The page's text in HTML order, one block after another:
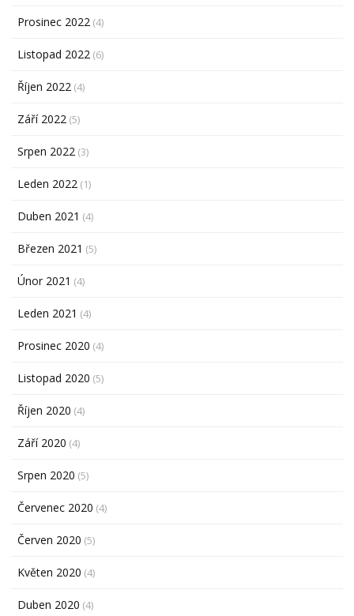
Prosinec 2022 (4)
Listopad 2022 (6)
Říjen 2022 (4)
Září 2022 (5)
Srpen 2022 (3)
Leden 2022 (1)
Duben 2021 (4)
Březen 2021 (5)
Únor 2021 (4)
Leden 2021 (4)
Prosinec 2020 (4)
Listopad 2020 (5)
Říjen 2020 (4)
Září 2020 (4)
Srpen 2020 (5)
Červenec 2020 (4)
Červen 2020 (5)
Květen 2020 (4)
Duben 2020 (4)